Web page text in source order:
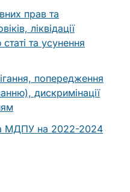
прав та
ліквідації
та усунення
попередження
дискримінації
МДПУ на 2022-2024